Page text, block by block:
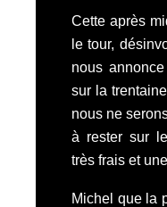
Cette après
le tour,
nous
sur la
nous ne
à rester sur
très frais et
Michel que la